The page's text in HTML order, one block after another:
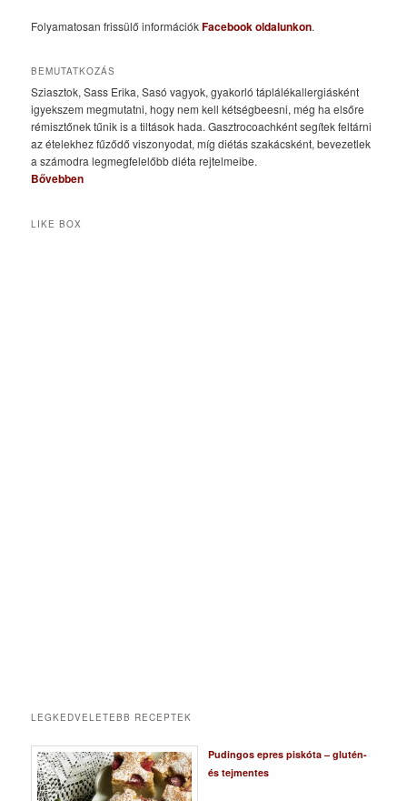
Folyamatosan frissülő információkFacebook oldalunkon.
BEMUTATKOZÁS
Sziasztok, Sass Erika, Sasó vagyok, gyakorló táplálékallergiásként
igyekszem megmutatni, hogy nem kell kétségbeesni, még ha elsőre
rémisztőnek tűnik is a tiltások hada. Gasztrocoachként segítek feltárni
az ételekhez fűződő viszonyodat, míg diétás szakácsként, bevezetlek
a számodra legmegfelelőbb diéta rejtelmeibe.
Bővebben
LIKE BOX
LEGKEDVELETEBB RECEPTEK
Pudingos epres piskóta – glutén-
és tejmentes